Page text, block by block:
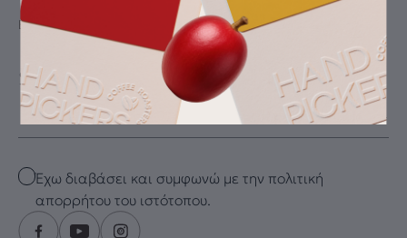
Επιστροφές
SUBSCRIBE FOR THE LATEST DRIP
Email
Checkbox
Έχω διαβάσει και συμφωνώ με την πολιτική
απορρήτου του ιστότοπου.